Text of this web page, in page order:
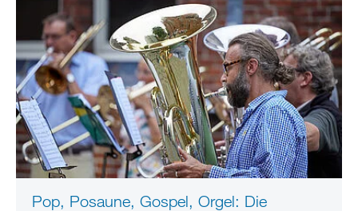
Pop, Posaune, Gospel, Orgel: Die